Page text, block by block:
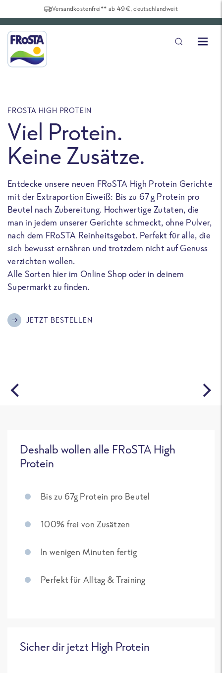
Versandkostenfrei** ab 49€, deutschlandweit
FROSTA HIGH PROTEIN
Viel Protein.
Keine Zusätze.
Entdecke unsere neuen FRoSTA High Protein Gerichte
mit der Extraportion Eiweiß: Bis zu 67 g Protein pro
Beutel nach Zubereitung. Hochwertige Zutaten, die
man in jedem unserer Gerichte schmeckt, ohne Pulver,
nach dem FRoSTA Reinheitsgebot. Perfekt für alle, die
sich bewusst ernähren und trotzdem nicht auf Genuss
verzichten wollen.
Alle Sorten hier im Online Shop oder in deinem
Supermarkt zu finden.
JETZT BESTELLEN
Deshalb wollen alle FRoSTA High
Protein
Bis zu 67g Protein pro Beutel
100% frei von Zusätzen
In wenigen Minuten fertig
Perfekt für Alltag & Training
Sicher dir jetzt High Protein